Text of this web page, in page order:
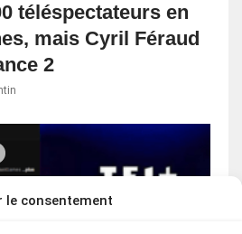
le consentement
téléspectateurs en
mais Cyril Féraud
2